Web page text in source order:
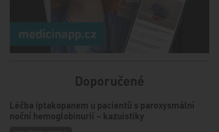
Doporučené
Léčba iptakopanem u pacientů s paroxysmální
noční hemoglobinurií – kazuistiky